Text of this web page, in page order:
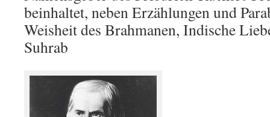
beinhaltet, neben Erzählungen und
Weisheit des Brahmanen, Indische
Suhrab